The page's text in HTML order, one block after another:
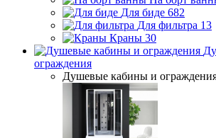
Для биде 682
Для фильтра 13
Краны 30
ограждения
Душевые кабины и